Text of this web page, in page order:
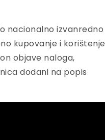
nacionalno izvanredno
kupovanje i korištenje
objave naloga,
dodani na popis